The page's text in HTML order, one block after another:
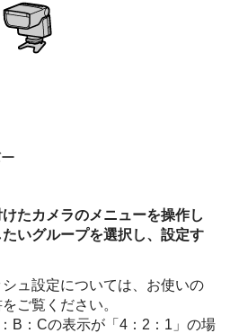
たカメラのメニューを操作し
いグループを選択し、設定す
ュ設定については、お使いの
ご覧ください。
B：Cの表示が「4：2：1」の場